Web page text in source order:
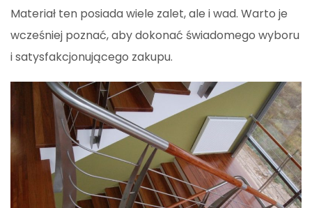
Materiał ten posiada wiele zalet, ale i wad. Warto je
wcześniej poznać, aby dokonać świadomego wyboru
i satysfakcjonującego zakupu.